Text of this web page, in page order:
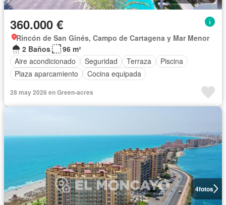
360.000 €
Rincón de San Ginés, Campo de Cartagena y Mar Menor
2 Baños
96 m²
Aire acondicionado
Seguridad Terraza
Piscina
Plaza aparcamiento
Cocina equipada
28 may 2026 en Green-acres
4fotos